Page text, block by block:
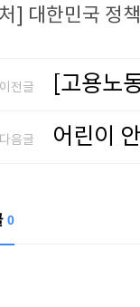
] 대한민국 정
이전글 [고용노
다음글 어린이
0